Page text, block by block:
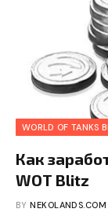
WORLD OF TANKS
Как
WOT Blitz
BY NEKOLANDS.COM